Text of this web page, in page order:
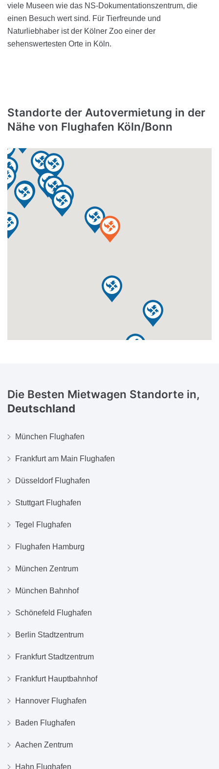
viele Museen wie das NS-Dokumentationszentrum, die
einen Besuch wert sind. Für Tierfreunde und
Naturliebhaber ist der Kölner Zoo einer der
sehenswertesten Orte in Köln.
Standorte der Autovermietung in der
Nähe von Flughafen Köln/Bonn
Die Besten Mietwagen Standorte in,
Deutschland
München Flughafen
Frankfurt am Main Flughafen
Düsseldorf Flughafen
Stuttgart Flughafen
Tegel Flughafen
Flughafen Hamburg
München Zentrum
München Bahnhof
Schönefeld Flughafen
Berlin Stadtzentrum
Frankfurt Stadtzentrum
Frankfurt Hauptbahnhof
Hannover Flughafen
Baden Flughafen
Aachen Zentrum
Hahn Flughafen